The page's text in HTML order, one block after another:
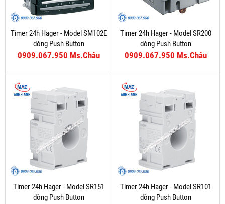
Timer 24h Hager - Model SM102E
dòng Push Button
0909.067.950 Ms.Châu
Timer 24h Hager - Model SR200
dòng Push Button
0909.067.950 Ms.Châu
Timer 24h Hager - Model SR151
dòng Push Button
Timer 24h Hager - Model SR101
dòng Push Button